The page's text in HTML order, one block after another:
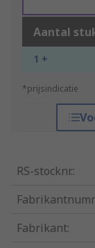
Aantal
1 +
*prijsindicatie
RS-stocknr.:
Fabrikant: